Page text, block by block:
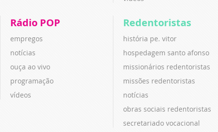
Rádio POP
empregos
notícias
ouça ao vivo
programação
vídeos
Redentoristas
história pe. vitor
hospedagem santo afonso
missionários redentoristas
missões redentoristas
notícias
obras sociais redentoristas
secretariado vocacional